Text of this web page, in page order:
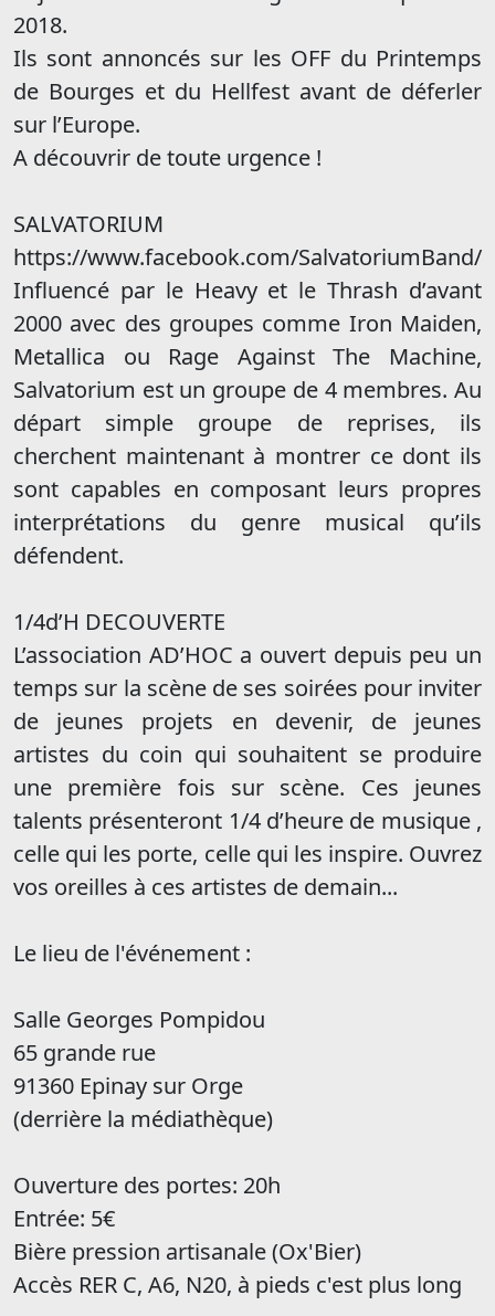
2018.
Ils sont annoncés sur les OFF du Printemps
de Bourges et du Hellfest avant de déferler
sur l’Europe.
A découvrir de toute urgence !
SALVATORIUM
https://www.facebook.com/SalvatoriumBand/
Influencé par le Heavy et le Thrash d’avant
2000 avec des groupes comme Iron Maiden,
Metallica ou Rage Against The Machine,
Salvatorium est un groupe de 4 membres. Au
départ simple groupe de reprises, ils
cherchent maintenant à montrer ce dont ils
sont capables en composant leurs propres
interprétations du genre musical qu’ils
défendent.
1/4d’H DECOUVERTE
L’association AD’HOC a ouvert depuis peu un
temps sur la scène de ses soirées pour inviter
de jeunes projets en devenir, de jeunes
artistes du coin qui souhaitent se produire
une première fois sur scène. Ces jeunes
talents présenteront 1/4 d’heure de musique ,
celle qui les porte, celle qui les inspire. Ouvrez
vos oreilles à ces artistes de demain...
Le lieu de l'événement :
Salle Georges Pompidou
65 grande rue
91360 Epinay sur Orge
(derrière la médiathèque)
Ouverture des portes: 20h
Entrée: 5€
Bière pression artisanale (Ox'Bier)
Accès RER C, A6, N20, à pieds c'est plus long